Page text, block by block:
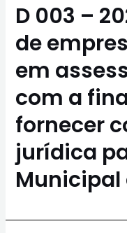
D 003 –
de
em
com a
fornecer
jurídica
Municipal